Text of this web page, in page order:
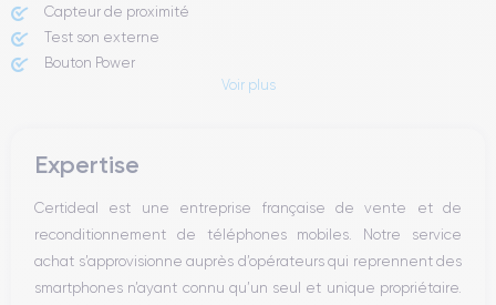
Capteur de proximité
Test son externe
Bouton Power
Haut parleur
Bouton Home
Bluetooth
WiFi
Réseau
Voir plus
Expertise
Certideal est une entreprise française de vente et de
reconditionnement de téléphones mobiles. Notre service
achat s’approvisionne auprès d’opérateurs qui reprennent des
smartphones n’ayant connu qu’un seul et unique propriétaire.